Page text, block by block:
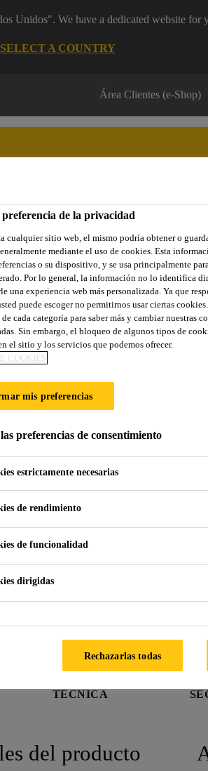
Unidos". We have a dedicated website for
SELECT A COUNTRY
Área Clientes (e-Shop)
Torre de acero Pegado de piezas
Sikaflex®-
Adhesivo STP de curado
Sikaflex®-554 PowerCure es un
(STP) con curado acelerado
Lee más
Buena adherencia a una amplia
Muy buena resistencia a la
TÉCNICA
del producto
de la privacidad
cualquier sitio web, el mismo podría obtener o
mediante el uso de cookies. Esta
o su dispositivo, y se usa principalmente
Por lo general, la información no lo identifica
una experiencia web más personalizada. Ya que
puede escoger no permitirnos usar ciertas
de cada categoría para saber más y cambiar nuestras
Sin embargo, el bloqueo de algunos tipos de
el sitio y los servicios que podemos ofrecer.
COOKIES
mis preferencias
preferencias de consentimiento
estrictamente necesarias
de rendimiento
de funcionalidad
dirigidas
Rechazarlas todas